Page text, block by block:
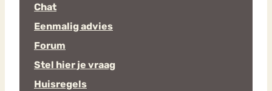
Chat
Eenmalig advies
Forum
Stel hier je vraag
Huisregels